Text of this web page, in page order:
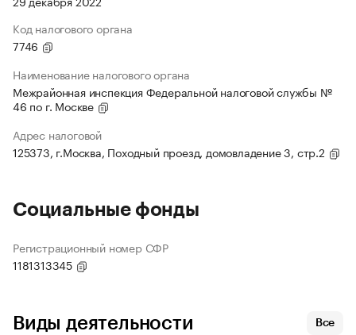
Код налогового органа
7746
Наименование налогового органа
Межрайонная инспекция Федеральной налоговой службы №
46 по г. Москве
Адрес налоговой
125373, г.Москва, Походный проезд, домовладение 3, стр.2
Социальные фонды
Регистрационный номер СФР
1181313345
Виды деятельности Все